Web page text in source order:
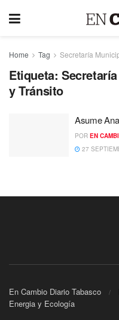
Home Tag Secretaría
Etiqueta:
y Tránsito
Asume
POR EN
27
En Cambio Diario Tabasco
Energia y Ecología